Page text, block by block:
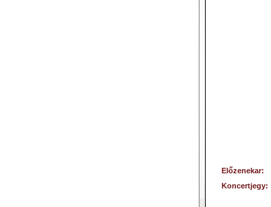
Előzenekar:
Koncertjegy: